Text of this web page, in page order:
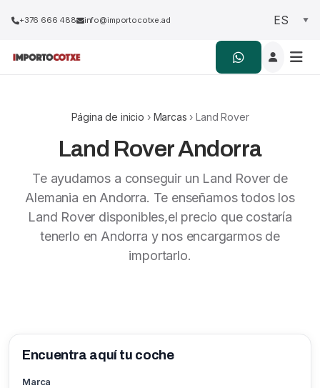
+376 666 488 info@importocotxe.ad
Página de inicio › Marcas › Land Rover
Land Rover Andorra
Te ayudamos a conseguir un Land Rover de
Alemania en Andorra. Te enseñamos todos los
Land Rover disponibles,el precio que costaría
tenerlo en Andorra y nos encargarmos de
importarlo.
Encuentra aquí tu coche
Marca